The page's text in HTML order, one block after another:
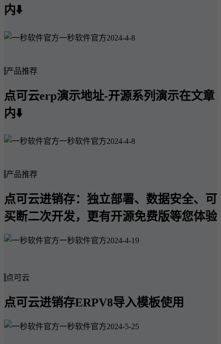
内⬇️
一秒软件官方2024-4-8
产品推荐
点可云erp演示地址-开源系列演示在文章
内⬇️
一秒软件官方2024-4-8
产品推荐
点可云进销存：独立部署、数据安全、可
买断二次开发，更有开源免费版等您体验
一秒软件官方2024-4-19
点可云
点可云进销存ERPV8导入模板使用
一秒软件官方2024-5-25